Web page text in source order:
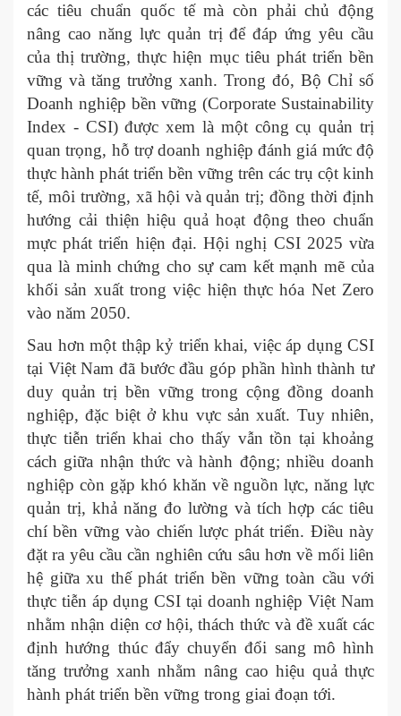
các tiêu chuẩn quốc tế mà còn phải chủ động
nâng cao năng lực quản trị để đáp ứng yêu cầu
của thị trường, thực hiện mục tiêu phát triển bền
vững và tăng trưởng xanh. Trong đó, Bộ Chỉ số
Doanh nghiệp bền vững (Corporate Sustainability
Index - CSI) được xem là một công cụ quản trị
quan trọng, hỗ trợ doanh nghiệp đánh giá mức độ
thực hành phát triển bền vững trên các trụ cột kinh
tế, môi trường, xã hội và quản trị; đồng thời định
hướng cải thiện hiệu quả hoạt động theo chuẩn
mực phát triển hiện đại. Hội nghị CSI 2025 vừa
qua là minh chứng cho sự cam kết mạnh mẽ của
khối sản xuất trong việc hiện thực hóa Net Zero
vào năm 2050.
Sau hơn một thập kỷ triển khai, việc áp dụng CSI
tại Việt Nam đã bước đầu góp phần hình thành tư
duy quản trị bền vững trong cộng đồng doanh
nghiệp, đặc biệt ở khu vực sản xuất. Tuy nhiên,
thực tiễn triển khai cho thấy vẫn tồn tại khoảng
cách giữa nhận thức và hành động; nhiều doanh
nghiệp còn gặp khó khăn về nguồn lực, năng lực
quản trị, khả năng đo lường và tích hợp các tiêu
chí bền vững vào chiến lược phát triển. Điều này
đặt ra yêu cầu cần nghiên cứu sâu hơn về mối liên
hệ giữa xu thế phát triển bền vững toàn cầu với
thực tiễn áp dụng CSI tại doanh nghiệp Việt Nam
nhằm nhận diện cơ hội, thách thức và đề xuất các
định hướng thúc đẩy chuyển đổi sang mô hình
tăng trưởng xanh nhằm nâng cao hiệu quả thực
hành phát triển bền vững trong giai đoạn tới.